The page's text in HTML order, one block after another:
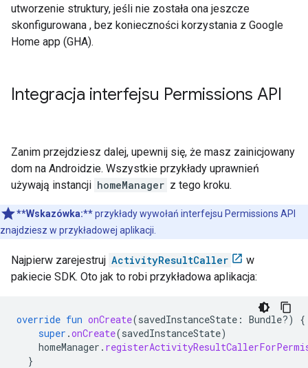
utworzenie struktury, jeśli nie została ona jeszcze
skonfigurowana , bez konieczności korzystania z Google
Home app (GHA).
Integracja interfejsu Permissions API
Zanim przejdziesz dalej, upewnij się, że masz zainicjowany
dom na Androidzie. Wszystkie przykłady uprawnień
używają instancji homeManager z tego kroku.
**Wskazówka:**przykłady wywołań interfejsu Permissions API
znajdziesz w przykładowej aplikacji.
Najpierw zarejestruj ActivityResultCaller
w
pakiecie SDK. Oto jak to robi przykładowa aplikacja:
override fun onCreate(savedInstanceState : Bundle?)
{
super .onCreate(savedInstanceState)
homeManager .
}